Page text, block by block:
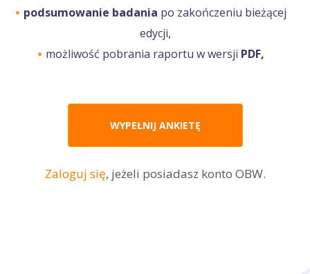
podsumowanie badania po zakończeniu bieżącej
edycji,
możliwość pobrania raportu w wersji PDF,
WYPEŁNIJ ANKIETĘ
Zaloguj się, jeżeli posiadasz konto OBW.